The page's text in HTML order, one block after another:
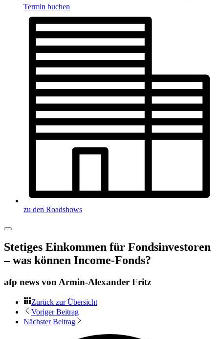
Termin buchen
zu den Roadshows
Stetiges Einkommen für Fondsinvestoren
– was können Income-Fonds?
afp news von Armin-Alexander Fritz
Zurück zur Übersicht
Voriger Beitrag
Nächster Beitrag